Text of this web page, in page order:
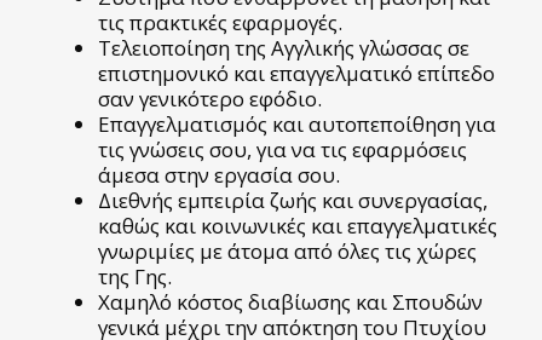
τις πρακτικές εφαρμογές.
Τελειοποίηση της Αγγλικής γλώσσας σε
επιστημονικό και επαγγελματικό επίπεδο
σαν γενικότερο εφόδιο.
Επαγγελματισμός και αυτοπεποίθηση για
τις γνώσεις σου, για να τις εφαρμόσεις
άμεσα στην εργασία σου.
Διεθνής εμπειρία ζωής και συνεργασίας,
καθώς και κοινωνικές και επαγγελματικές
γνωριμίες με άτομα από όλες τις χώρες
της Γης.
Χαμηλό κόστος διαβίωσης και Σπουδών
γενικά μέχρι την απόκτηση του Πτυχίου